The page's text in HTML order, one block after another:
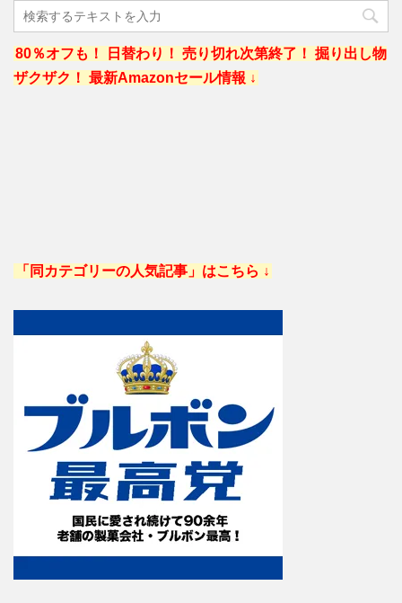
80％オフも！ 日替わり！ 売り切れ次第終了！ 掘り出し物
ザクザク！ 最新Amazonセール情報 ↓
「同カテゴリーの人気記事」はこちら ↓